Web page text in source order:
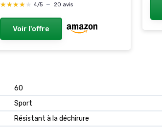
★★★★★
★★★★★ 4/5 — 20 avis
Voir l'offre
60
Sport
Résistant à la déchirure